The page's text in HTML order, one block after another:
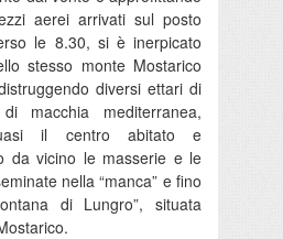
aerei arrivati sul posto
le 8.30, si è inerpicato
stesso monte Mostarico
diversi ettari di
macchia mediterranea,
il centro abitato e
da vicino le masserie e le
nella “manca” e fino
di Lungro”, situata